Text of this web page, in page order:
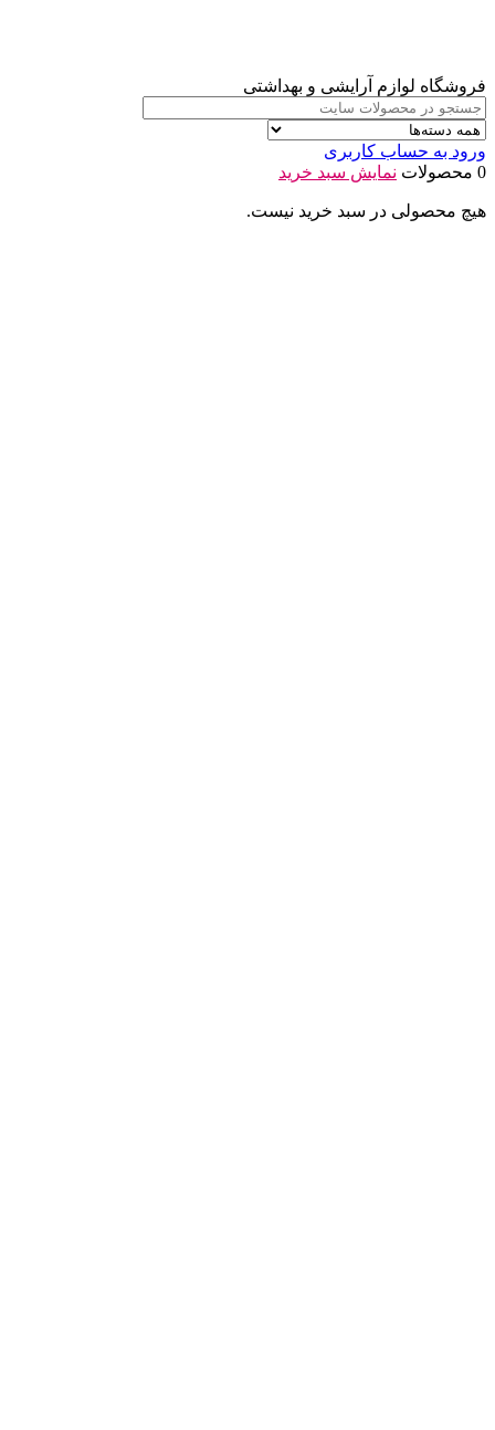
فروشگاه لوازم آرایشی و بهداشتی
ورود به حساب کاربری
0 محصولات
نمایش سبد خرید
هیچ محصولی در سبد خرید نیست.